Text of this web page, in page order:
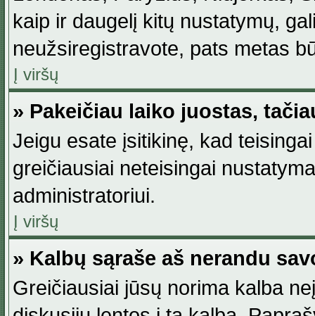
kaip ir daugelį kitų nustatymų,
neužsiregistravote, pats metas
Į viršų
» Pakeičiau laiko juostas,
Jeigu esate įsitikinę, kad
greičiausiai neteisingai
administratoriui.
Į viršų
» Kalbų sąraše aš nerandu
Greičiausiai jūsų norima kalba